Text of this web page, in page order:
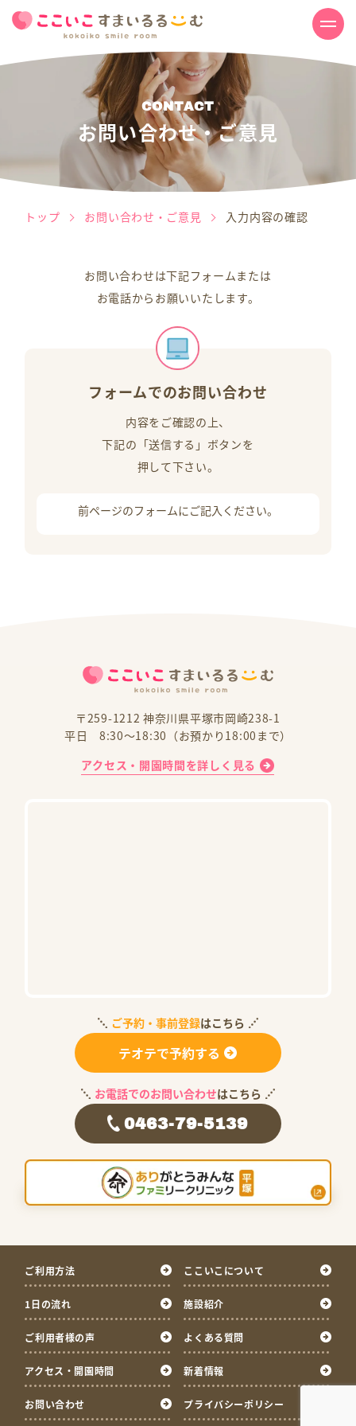
CONTACT
お問い合わせ・ご意見
トップ お問い合わせ・ご意見 入力内容の確認
お問い合わせは下記フォームまたは
お電話からお願いいたします。
フォームでのお問い合わせ
内容をご確認の上、
下記の「送信する」ボタンを
押して下さい。
前ページのフォームにご記入ください。
〒259-1212 神奈川県平塚市岡崎238-1
平日 8:30～18:30（お預かり18:00まで）
アクセス・開園時間を詳しく見る
ご予約・事前登録はこちら
テオテで予約する
お電話でのお問い合わせはこちら
0463-79-5139
ご利用方法 ここいこについて
1日の流れ 施設紹介
ご利用者様の声 よくある質問
アクセス・開園時間 新着情報
お問い合わせ プライバシーポリシー